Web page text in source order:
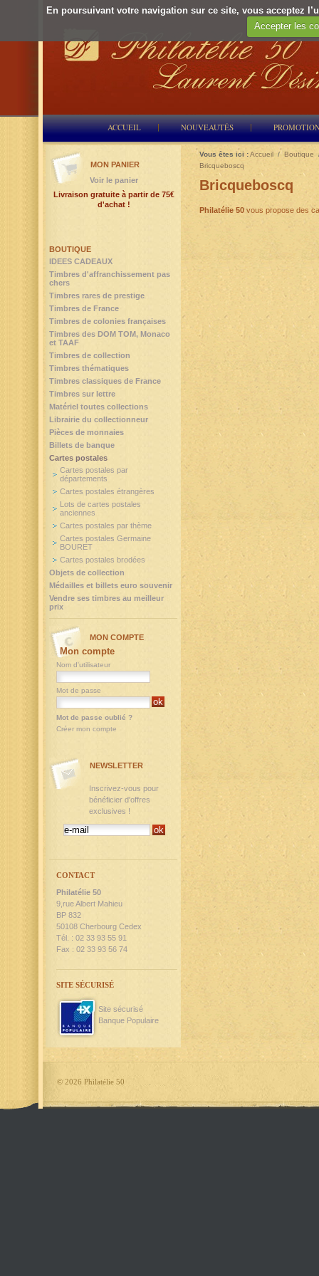
En poursuivant votre navigation sur ce site, vous acceptez
Accepter les
ACCUEIL NOUVEAUTÉS
Vous êtes ici :Accueil / Boutique
Bricqueboscq
Bricqueboscq
Philatélie 50 vous propose des
BOUTIQUE
IDEES CADEAUX
Timbres d'affranchissement pas
chers
Timbres rares de prestige
Timbres de France
Timbres de colonies françaises
Timbres des DOM TOM, Monaco
et TAAF
Timbres de collection
Timbres thématiques
Timbres classiques de France
Timbres sur lettre
Matériel toutes collections
Librairie du collectionneur
Pièces de monnaies
Billets de banque
Cartes postales
Cartes postales par
départements
Cartes postales étrangères
Lots de cartes postales
anciennes
Cartes postales par thème
Cartes postales Germaine
BOURET
Cartes postales brodées
Objets de collection
Médailles et billets euro souvenir
Vendre ses timbres au meilleur
prix
MON PANIER
Voir le panier
Livraison gratuite à partir de 75€
d'achat !
MON COMPTE
Mon compte
Nom d'utilisateur
Mot de passe
Mot de passe oublié ?
Créer mon compte
NEWSLETTER
Inscrivez-vous pour
bénéficier d'offres
exclusives !
CONTACT
Philatélie 50
9,rue Albert Mahieu
BP 832
50108 Cherbourg Cedex
Tél. : 02 33 93 55 91
Fax : 02 33 93 56 74
SITE SÉCURISÉ
Site sécurisé
Banque Populaire
© 2026 Philatélie 50